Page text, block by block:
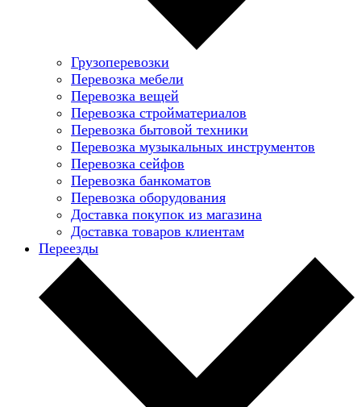
Грузоперевозки
Перевозка мебели
Перевозка вещей
Перевозка стройматериалов
Перевозка бытовой техники
Перевозка музыкальных инструментов
Перевозка сейфов
Перевозка банкоматов
Перевозка оборудования
Доставка покупок из магазина
Доставка товаров клиентам
Переезды